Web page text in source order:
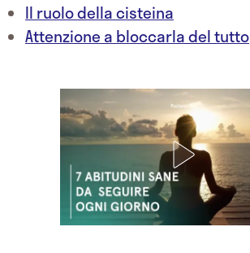
Il ruolo della cisteina
Attenzione a bloccarla del tutto